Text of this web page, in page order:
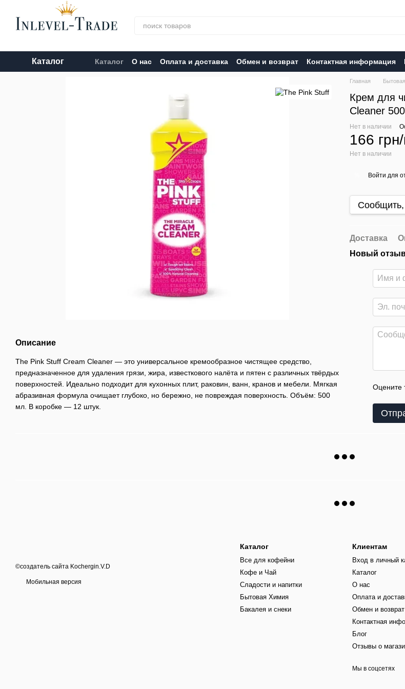
Перейти к основному контенту
Каталог Каталог О нас Оплата и доставка Обмен и возврат Контактная информация
Описание
The Pink Stuff Cream Cleaner — это универсальное кремообразное чистящее средство,
предназначенное для удаления грязи, жира, известкового налёта и пятен с различных твёрдых
поверхностей. Идеально подходит для кухонных плит, раковин, ванн, кранов и мебели. Мягкая
абразивная формула очищает глубоко, но бережно, не повреждая поверхность. Объём: 500
мл. В коробке — 12 штук.
Главная
Крем для
Cleaner
Нет в наличии
166
Нет в наличии
Войти для
Сообщить,
Доставка
Новый
Оцените
©создатель сайта Kochergin.V.D
Мобильная версия
Каталог
Все для кофейни
Кофе и Чай
Сладости и напитки
Бытовая Химия
Бакалея и снеки
Клиентам
Вход в личный
Каталог
О нас
Оплата и
Обмен и возврат
Контактная
Блог
Отзывы о
Мы в соцсетях